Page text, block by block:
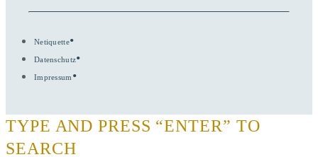
Netiquette
Datenschutz
Impressum
TYPE AND PRESS “ENTER” TO
SEARCH